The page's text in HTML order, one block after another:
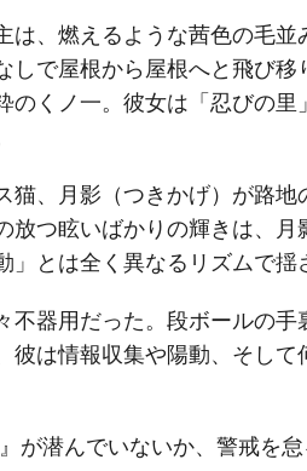
は、燃えるような茜色の毛並
しで屋根から屋根へと飛び移
のくノ一。彼女は「忍びの里
猫、月影（つきかげ）が路地
放つ眩いばかりの輝きは、月
」とは全く異なるリズムで揺
不器用だった。段ボールの手
彼は情報収集や陽動、そして
が潜んでいないか、警戒を